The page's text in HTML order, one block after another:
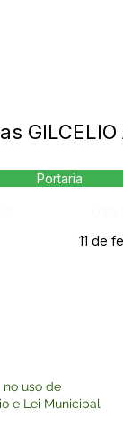
GILCELIO
Portaria
11 de
no uso de
e Lei Municipal